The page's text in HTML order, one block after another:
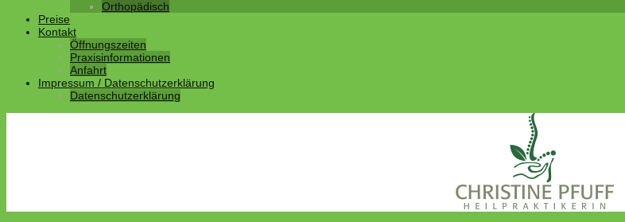
Orthopädisch
Preise
Kontakt
Öffnungszeiten
Praxisinformationen
Anfahrt
Impressum / Datenschutzerklärung
Datenschutzerklärung